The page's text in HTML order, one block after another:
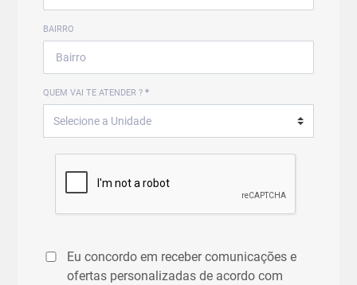
BAIRRO
QUEM VAI TE ATENDER ?*
Eu concordo em receber comunicações e
ofertas personalizadas de acordo com